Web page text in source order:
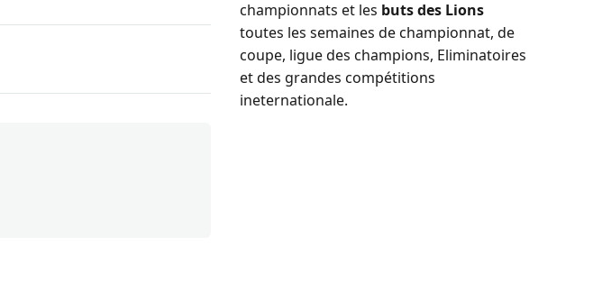
championnats et les buts des Lions
toutes les semaines de championnat, de
coupe, ligue des champions, Eliminatoires
et des grandes compétitions
ineternationale.